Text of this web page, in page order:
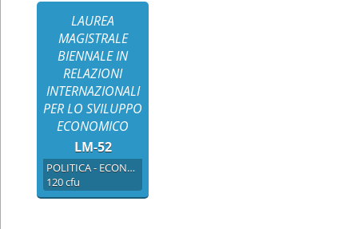
LAUREA
MAGISTRALE
BIENNALE IN
RELAZIONI
INTERNAZIONALI
PER LO SVILUPPO
ECONOMICO
LM-52
POLITICA - ECONOMICA
120 cfu